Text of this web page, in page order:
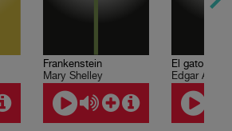
Frankenstein
Mary Shelley
El gato negro
Edgar Allan